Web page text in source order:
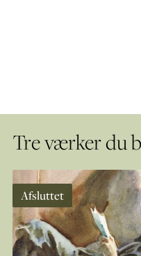
Tre værker du
Afsluttet